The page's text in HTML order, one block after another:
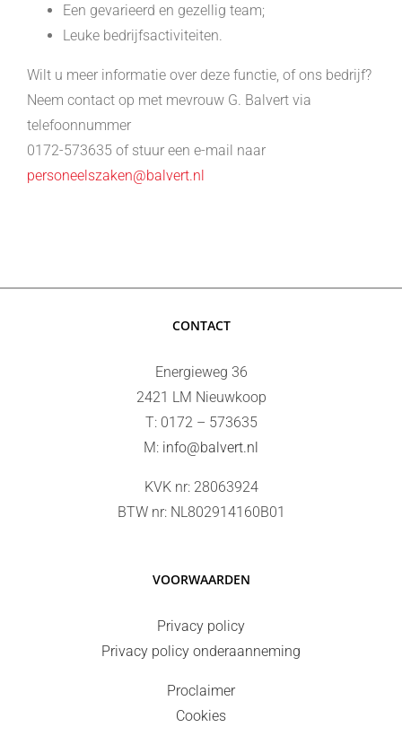
Een gevarieerd en gezellig team;
Leuke bedrijfsactiviteiten.
Wilt u meer informatie over deze functie, of ons bedrijf?
Neem contact op met mevrouw G. Balvert via
telefoonnummer
0172-573635 of stuur een e-mail naar
personeelszaken@balvert.nl
CONTACT
Energieweg 36
2421 LM Nieuwkoop
T: 0172 – 573635
M: info@balvert.nl
KVK nr: 28063924
BTW nr: NL802914160B01
VOORWAARDEN
Privacy policy
Privacy policy onderaanneming
Proclaimer
Cookies